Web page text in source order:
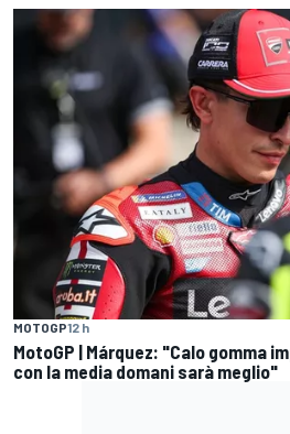
MOTOGP12 h
MotoGP | Márquez: "Calo gomma
con la media domani sarà meglio"